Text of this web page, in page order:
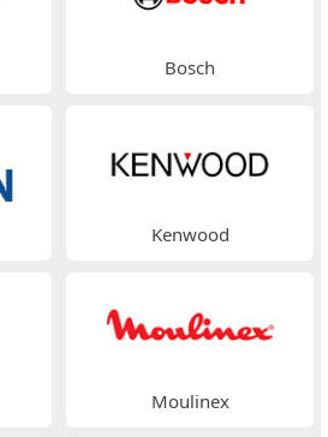
Bosch
Kenwood
Moulinex